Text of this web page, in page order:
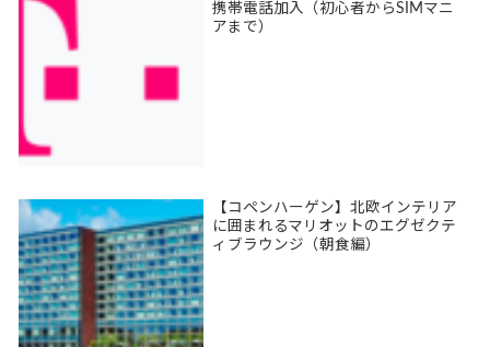
携帯電話加入（初心者からSIMマニ
アまで）
【コペンハーゲン】北欧インテリア
に囲まれるマリオットのエグゼクテ
ィブラウンジ（朝食編）